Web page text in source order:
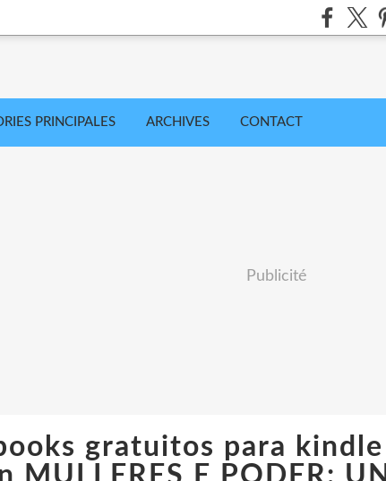
PRINCIPALES ARCHIVES CONTACT
Publicité
gratuitos para kindle